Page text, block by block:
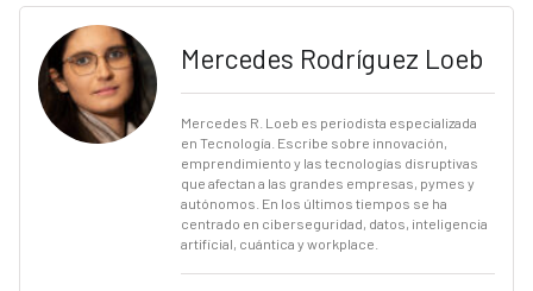
Mercedes Rodríguez Loeb
Mercedes R. Loeb es periodista especializada
en Tecnología. Escribe sobre innovación,
emprendimiento y las tecnologías disruptivas
que afectan a las grandes empresas, pymes y
autónomos. En los últimos tiempos se ha
centrado en ciberseguridad, datos, inteligencia
artificial, cuántica y workplace.